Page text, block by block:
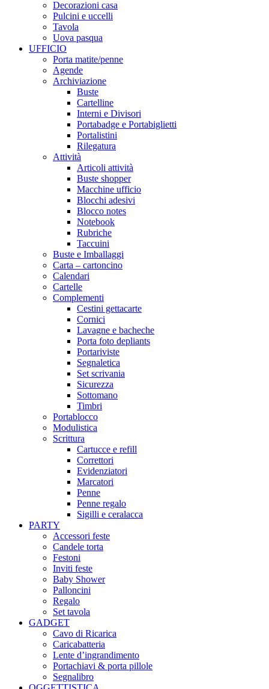
Decorazioni casa
Pulcini e uccelli
Tavola
Uova pasqua
UFFICIO
Porta matite/penne
Agende
Archiviazione
Buste
Cartelline
Interni e Divisori
Portabadge e Portabiglietti
Portalistini
Rilegatura
Attività
Articoli attività
Buste shopper
Macchine ufficio
Blocchi adesivi
Blocco notes
Notebook
Rubriche
Taccuini
Buste e Imballaggi
Carta – cartoncino
Calendari
Cartelle
Complementi
Cestini gettacarte
Cornici
Lavagne e bacheche
Porta foto depliants
Portariviste
Segnaletica
Set scrivania
Sicurezza
Sottomano
Timbri
Portablocco
Modulistica
Scrittura
Cartucce e refill
Correttori
Evidenziatori
Marcatori
Penne
Penne regalo
Sigilli e ceralacca
PARTY
Accessori feste
Candele torta
Festoni
Inviti feste
Baby Shower​
Palloncini
Regalo
Set tavola
GADGET
Cavo di Ricarica
Caricabatteria
Lente d’ingrandimento
Portachiavi & porta pillole
Segnalibro